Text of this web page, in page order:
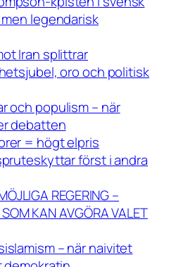
legendarisk
Iran splittrar
oro och politisk
och populism – när
debatten
= högt elpris
först i andra
REGERING –
KAN AVGÖRA VALET
– när naivitet